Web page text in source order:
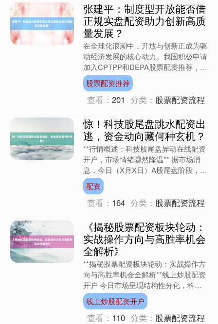
张建平：制度型开放能否借
正规实盘配资助力创新高质
量发展？
在全球化浪潮中，开放与创新正成为驱
动经济发展的核心动力。我国积极申请
加入CPTPP和DEPA股票配资推荐，不
仅意味着要在贸易规则、数字治理等领
域与国际接轨，更要....
股票配资推荐
查看：201 分类： 股票配资流程
惊！科技股尾盘跳水配资出
逃，资金动向藏何种玄机？
**行情概述：科技股尾盘异动在线配资
开户，市场情绪骤然降温** 据市场消
息，今日（X月X日）A股尾盘阶段，以
AI、半导体为代表的科技板块突发跳
水，创业板指跌幅一....
配资
查看： 164 分类： 股票配资流程
《揭秘股票配资板块轮动：
实战操作方向与高胜率机会
全解析》
**揭秘股票配资板块轮动：实战操作方
向与高胜率机会全解析**线上炒股配资
开户 今日市场呈现结构性分化，科技
成长股延续强势，而传统周期板块集体
回调。资金明显向半导....
线上炒股配资开户
查看： 110 分类： 股票配资流程